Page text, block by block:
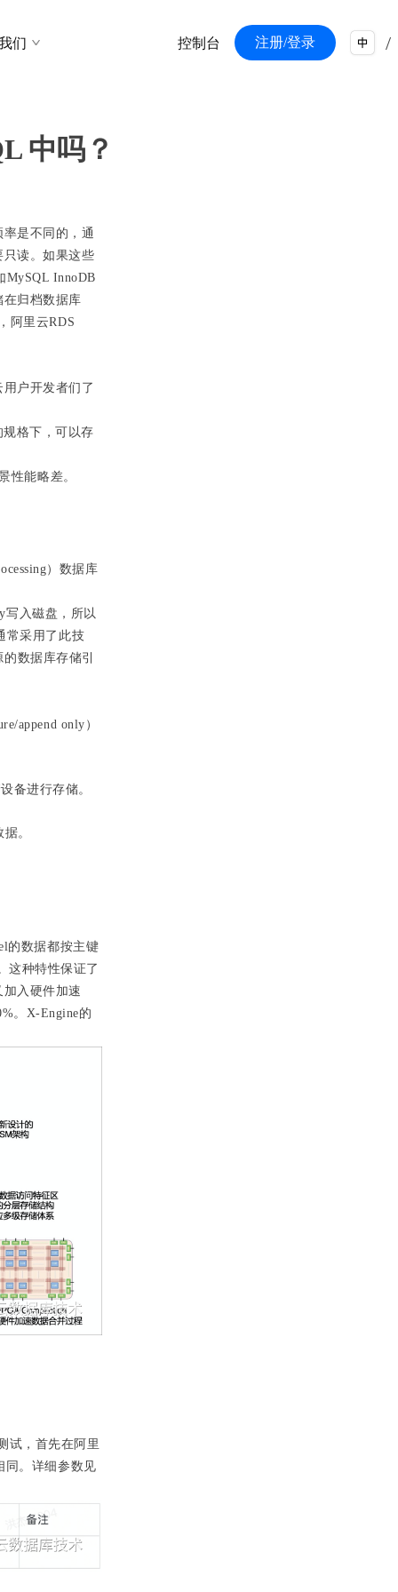
控制台 注册/登录 /
们
中吗？
是不同的，通
读。如果这些
MySQL InnoDB
归档数据库
阿里云RDS
户开发者们了
格下，可以存
性能略差。
）数据库
写入磁盘，所以
常采用了此技
数据库存储引
append only）
备进行存储。
。
的数据都按主键
这种特性保证了
入硬件加速
。X-Engine的
试，首先在阿里
同。详细参数见